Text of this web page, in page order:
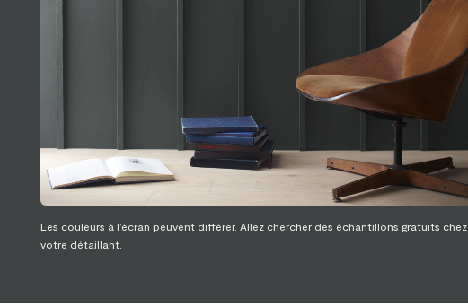
Les couleurs à l’écran peuvent différer. Allez chercher des échantillons gratuits chez
votre détaillant